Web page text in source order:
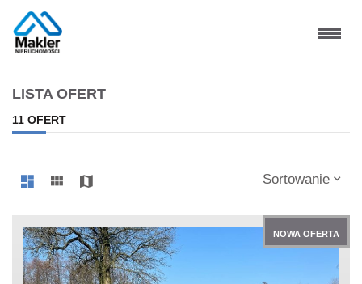
LISTA OFERT
11 OFERT
Sortowanie
NOWA OFERTA